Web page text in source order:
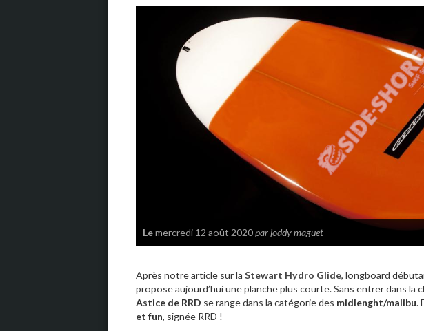
Lemercredi 12 août 2020par joddy maguet
Après notre article sur la Stewart Hydro Glide, longboard
propose aujourd’hui une planche plus courte. Sans entrer dans la
Astice de RRD se range dans la catégorie des midlenght/malibu.
et fun, signée RRD !